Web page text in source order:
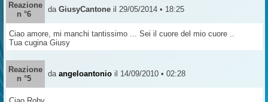
Reazione
n °6
da GiusyCantoneil 29/05/2014 • 18:25
Ciao amore, mi manchi tantissimo ... Sei il cuore del mio cuore ..
Tua cugina Giusy
Reazione
n °5
da angeloantonio il 14/09/2010 • 02:28